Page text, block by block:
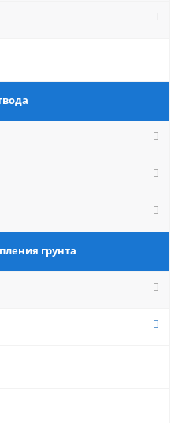
грунта